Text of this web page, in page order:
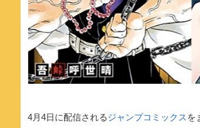
4月4日に配信されるジャンプコミックス を